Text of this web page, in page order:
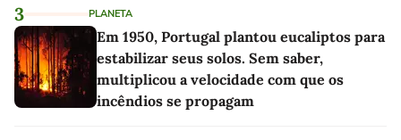
3 PLANETA
Em 1950, Portugal plantou eucaliptos para
estabilizar seus solos. Sem saber,
multiplicou a velocidade com que os
incêndios se propagam